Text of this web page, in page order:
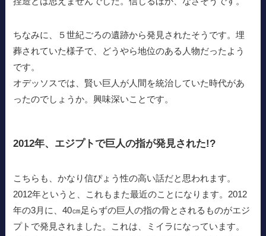
ちなみに、５世紀ごろの遺跡から発見されたそうです。埋
葬されていた様子で、どうやら地位のある人物だったよう
です。
オデッソスでは、賢い巨人が人間を統治していた時代があ
ったのでしょうか。興味深いことです。
2012年、エジプトで巨人の指が発見された!?
こちらも、かなり信ぴょう性の高い話だと思われます。
2012年というと、これもまた最近のことになります。2012
年の3月に、40㎝足らずの巨人の指の骨とされるものがエジ
プトで発見されました。これは、ミイラになっています。